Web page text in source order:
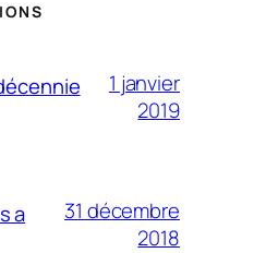
1 janvier
2019
a
31 décembre
2018